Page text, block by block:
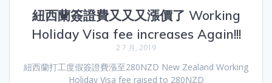
紐西蘭簽證費又又又漲價了 Working
Holiday Visa fee increases Again!!!
2 7 月, 2019
紐西蘭打工度假簽證費漲至280NZD New Zealand Working
Holiday Visa fee raised to 280NZD